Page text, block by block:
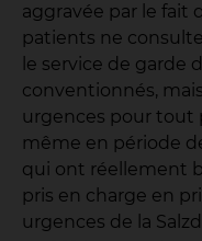
aggravée par le fait
patients ne
le service de garde
conventionnés,
urgences pour tout
même en période
qui ont réellement
pris en charge en
urgences de la